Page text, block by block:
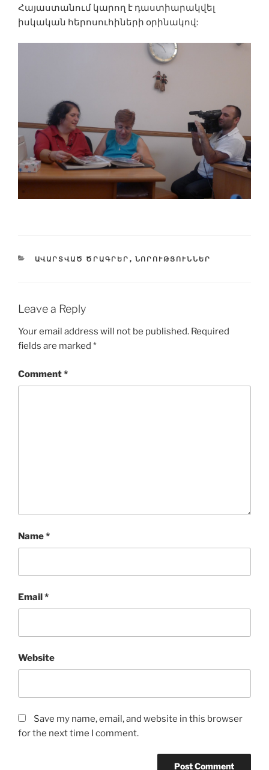
Հայաստանում կարող է դաստիարակվել
իսկական հերոսուհիների օրինակով:
CATEGORIES
ԱՎԱՐՏՎԱԾ ԾՐԱԳՐԵՐ , ՆՈՐՈՒԹՅՈՒՆՆԵՐ
Leave a Reply
Your email address will not be published. Required
fields are marked *
Comment*
Name*
Email*
Website
Save my name, email, and website in this browser
for the next time I comment.